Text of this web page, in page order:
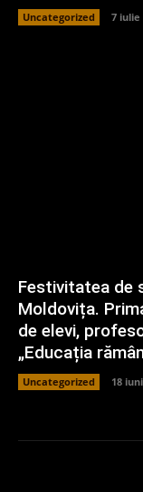
Uncategorized 7 iulie
Festivitatea de
Moldovița.
de elevi,
„Educația
Uncategorized 18